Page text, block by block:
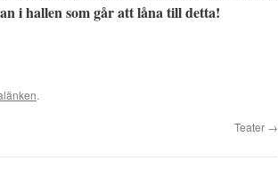
i hallen som går att låna till detta!
.
Teater →